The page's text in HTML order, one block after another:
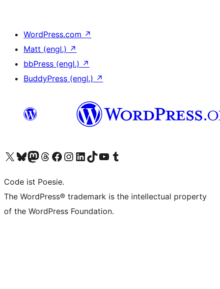
WordPress.com ↗
Matt (engl.) ↗
bbPress (engl.) ↗
BuddyPress (engl.) ↗
Das X-Konto (früher Twitter) von WordPress.org besuchen
Das Bluesky-Konto von WordPress.org besuchen
Das Mastodon-Konto von WordPress.org besuchen
Das Threads-Konto von WordPress.org besuchen
Die Facebook-Seite von WordPress.org besuchen
Das Instagram-Konto von WordPress.org besuchen
Das LinkedIn-Konto von WordPress.org besuchen
Das TikTok-Konto von WordPress.org besuchen
Den YouTube-Kanal von WordPress.org besuchen
Das Tumblr-Konto von WordPress.org besuchen
Code ist Poesie.
The WordPress® trademark is the intellectual property
of the WordPress Foundation.